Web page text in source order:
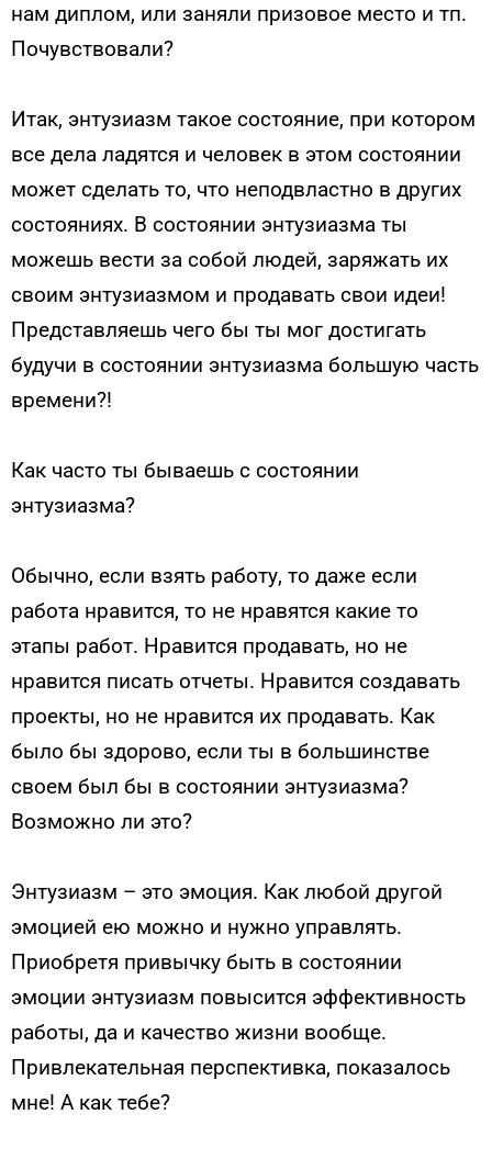
нам диплом, или заняли призовое место и тп.
Почувствовали?
Итак, энтузиазм такое состояние, при котором
все дела ладятся и человек в этом состоянии
может сделать то, что неподвластно в других
состояниях. В состоянии энтузиазма ты
можешь вести за собой людей, заряжать их
своим энтузиазмом и продавать свои идеи!
Представляешь чего бы ты мог достигать
будучи в состоянии энтузиазма большую часть
времени?!
Как часто ты бываешь с состоянии
энтузиазма?
Обычно, если взять работу, то даже если
работа нравится, то не нравятся какие то
этапы работ. Нравится продавать, но не
нравится писать отчеты. Нравится создавать
проекты, но не нравится их продавать. Как
было бы здорово, если ты в большинстве
своем был бы в состоянии энтузиазма?
Возможно ли это?
Энтузиазм – это эмоция. Как любой другой
эмоцией ею можно и нужно управлять.
Приобретя привычку быть в состоянии
эмоции энтузиазм повысится эффективность
работы, да и качество жизни вообще.
Привлекательная перспективка, показалось
мне! А как тебе?